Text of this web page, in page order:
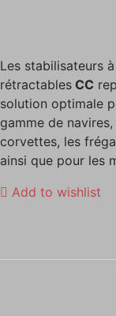
Les stabilisateurs
rétractablesCC
solution optimale
gamme de
corvettes, les
ainsi que pour les
Add to wishlist